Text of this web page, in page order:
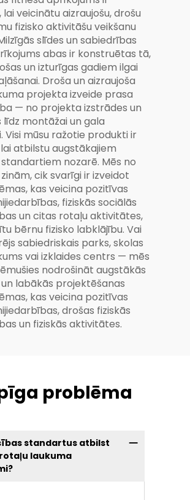
veicinātu aizraujošu, drošu
fizisko aktivitāšu veikšanu
slīdes un sabiedrības
abas ir konstruētas tā,
un izturīgas gadiem ilgai
Droša un aizraujoša
projekta izveide prasa
— no projekta izstrādes un
līdz montāžai un gala
Visi mūsu ražotie produkti ir
atbilstu augstākajiem
nozarē. Mēs no
cik svarīgi ir izveidot
kas veicina pozitīvas
fiziskās sociālās
un citas rotaļu aktivitātes,
bērnu fizisko labklājību. Vai
sabiedriskais parks, skolas
vai izklaides centrs — mēs
nodrošināt augstākās
labākās projektēšanas
kas veicina pozitīvas
drošas fiziskās
un fiziskās aktivitātes.
problēma
standartus atbilst
laukuma